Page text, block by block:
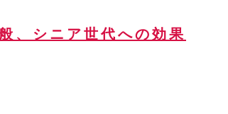
、シニア世代への効果